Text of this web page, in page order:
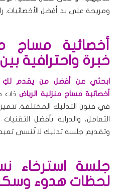
ومريحة على يد أفضل الأخصائيات.
أخصائية مساج
خبرة واحترافية
ابحثي عن أفضل من يقدم
أخصائية مساج منزلية الرياضذات
في فنون التدليك المختلفة. تتميز
التعامل، والدراية بأفضل
وتقديم جلسة تدليك لا تُنسى تعيد
جلسة استرخاء
لحظات هدوء